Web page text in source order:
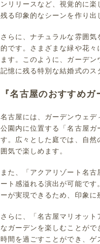
ンリリースなど、視覚的に
残る印象的なシーンを作り出
さらに、ナチュラルな雰囲
的です。さまざまな緑や花
ます。このように、ガーデン
記憶に残る特別な結婚式のス
『名古屋のおすすめ
名古屋には、ガーデンウェ
公園内に位置する「名古屋
す。広々とした庭では、自
囲気で楽しめます。
また、「アクアリゾート名
ート感溢れる演出が可能で
ーが実現できるため、印象に
さらに、「名古屋マリオッ
なガーデンを楽しむことが
時間を過ごすことができ、ゲ